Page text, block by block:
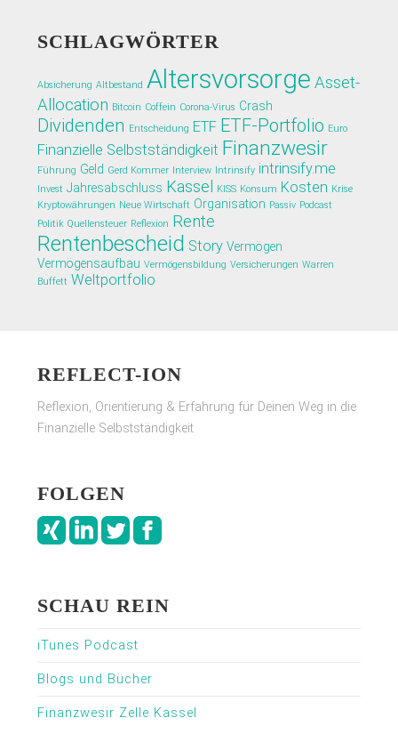
SCHLAGWÖRTER
Absicherung Altbestand Altersvorsorge Asset-
Allocation Bitcoin Coffein Corona-Virus Crash
Dividenden Entscheidung ETF ETF-Portfolio Euro
Finanzielle Selbstständigkeit Finanzwesir
Führung Geld Gerd Kommer Interview Intrinsify intrinsify.me
Invest Jahresabschluss Kassel KISS Konsum Kosten Krise
Kryptowährungen Neue Wirtschaft Organisation Passiv Podcast
Politik Quellensteuer Reflexion Rente
Rentenbescheid Story Vermögen
Vermögensaufbau Vermögensbildung Versicherungen Warren
Buffett Weltportfolio
REFLECT-ION
Reflexion, Orientierung & Erfahrung für Deinen Weg in die
Finanzielle Selbstständigkeit
FOLGEN
SCHAU REIN
iTunes Podcast
Blogs und Bücher
Finanzwesir Zelle Kassel